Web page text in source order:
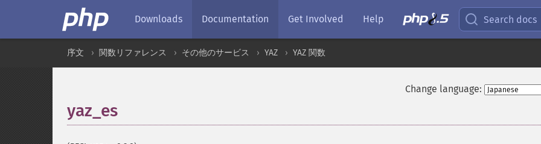
Downloads Documentation Get Involved Help Search docs
序文 関数リファレンス その他のサービス YAZ YAZ 関数
Change language:
yaz_es